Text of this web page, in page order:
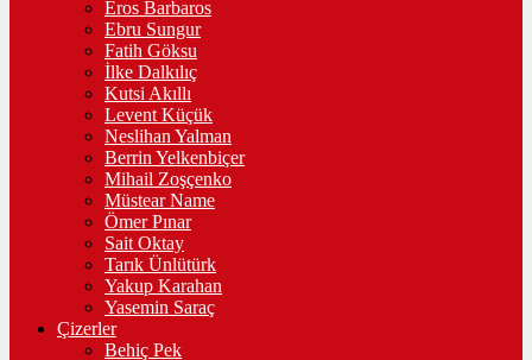
Eros Barbaros
Ebru Sungur
Fatih Göksu
İlke Dalkılıç
Kutsi Akıllı
Levent Küçük
Neslihan Yalman
Berrin Yelkenbiçer
Mihail Zoşçenko
Müstear Name
Ömer Pınar
Sait Oktay
Tarık Ünlütürk
Yakup Karahan
Yasemin Saraç
Çizerler
Behiç Pek